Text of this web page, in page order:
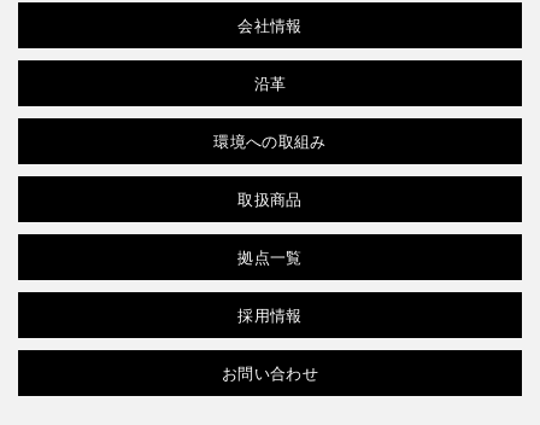
会社情報
沿革
環境への取組み
取扱商品
拠点一覧
採用情報
お問い合わせ